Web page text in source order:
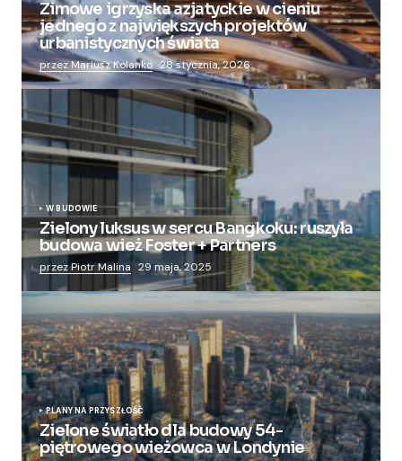
Zimowe igrzyska azjatyckie w cieniu
jednego z największych projektów
urbanistycznych świata
przez Mariusz Kolanko 28 stycznia, 2026
W BUDOWIE
Zielony luksus w sercu Bangkoku: ruszyła
budowa wież Foster + Partners
przez Piotr Malina 29 maja, 2025
PLANY NA PRZYSZŁOŚĆ
Zielone światło dla budowy 54-
piętrowego wieżowca w Londynie